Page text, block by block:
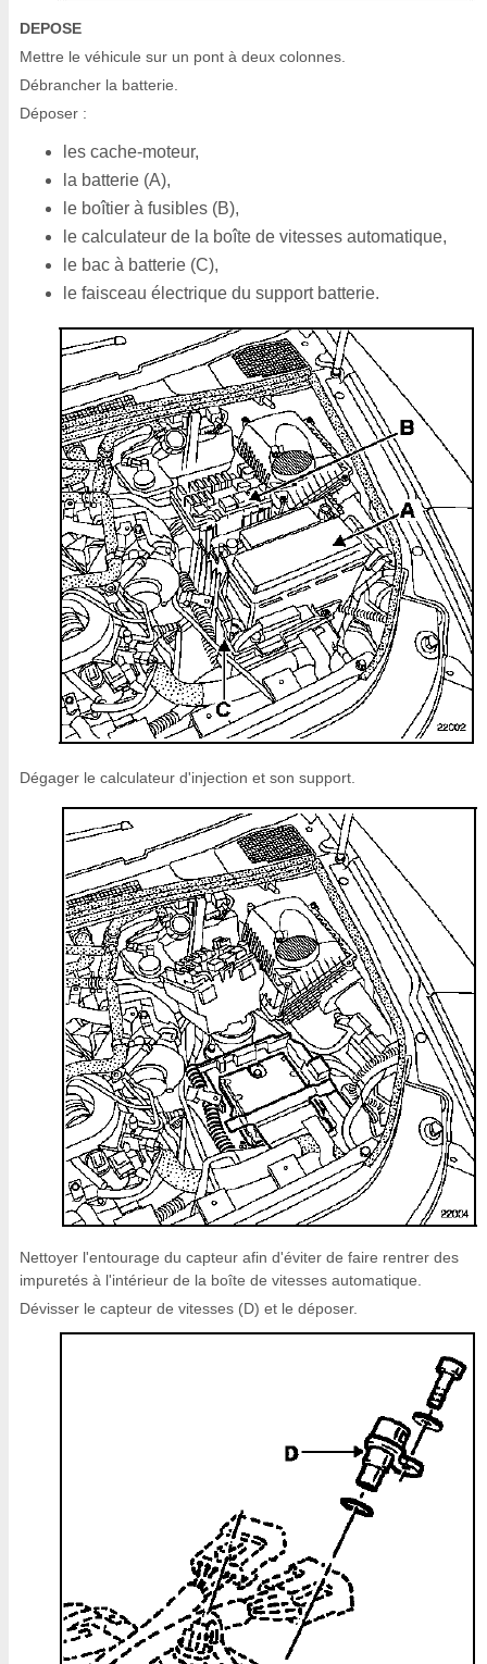
DEPOSE
Mettre le véhicule sur un pont à deux colonnes.
Débrancher la batterie.
Déposer :
les cache-moteur,
la batterie (A),
le boîtier à fusibles (B),
le calculateur de la boîte de vitesses automatique,
le bac à batterie (C),
le faisceau électrique du support batterie.
Dégager le calculateur d'injection et son support.
Nettoyer l'entourage du capteur afin d'éviter de faire rentrer des
impuretés à l'intérieur de la boîte de vitesses automatique.
Dévisser le capteur de vitesses (D) et le déposer.